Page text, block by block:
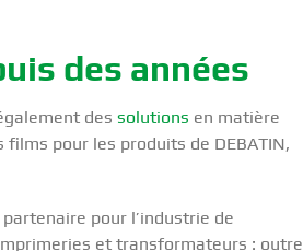
des années
des solutions en matière
pour les produits de DEBATIN,
pour l’industrie de
et transformateurs : outre